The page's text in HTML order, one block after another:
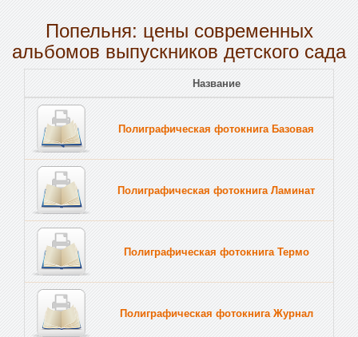
Попельня: цены современных
альбомов выпускников детского сада
Название
Полиграфическая фотокнига Базовая
Полиграфическая фотокнига Ламинат
Полиграфическая фотокнига Термо
Полиграфическая фотокнига Журнал